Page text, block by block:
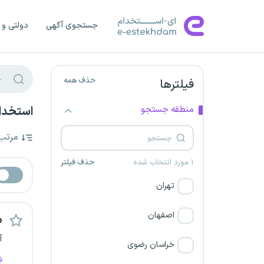
جستجوی آگهی دولتی
فیلترها حذف همه
منطقه جستجو
۱ مورد انتخاب شده حذف فیلتر
تهران
اصفهان
خراسان رضوی